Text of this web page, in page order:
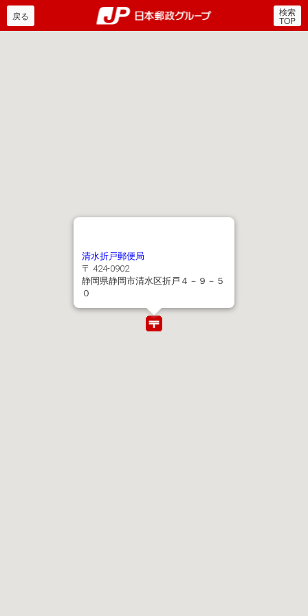
郵便局・日本郵政グルー
戻る 検索
TOP
清水折戸郵便局
〒 424-0902
静岡県静岡市清水区折戸４－９－５
０